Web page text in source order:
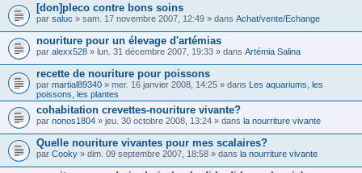
[don]pleco contre bons soins
par saluc » sam. 17 novembre 2007, 12:49 » dans Achat/vente/Echange
nouriture pour un élevage d'artémias
par alexx528 » lun. 31 décembre 2007, 19:33 » dans Artémia Salina
recette de nouriture pour poissons
par martial89340 » mer. 16 janvier 2008, 14:25 » dans Les aquariums, les
poissons, les plantes
cohabitation crevettes-nouriture vivante?
par nonos1804 » jeu. 30 octobre 2008, 13:24 » dans la nourriture vivante
Quelle nouriture vivantes pour mes scalaires?
par Cooky » dim. 09 septembre 2007, 18:58 » dans la nourriture vivante